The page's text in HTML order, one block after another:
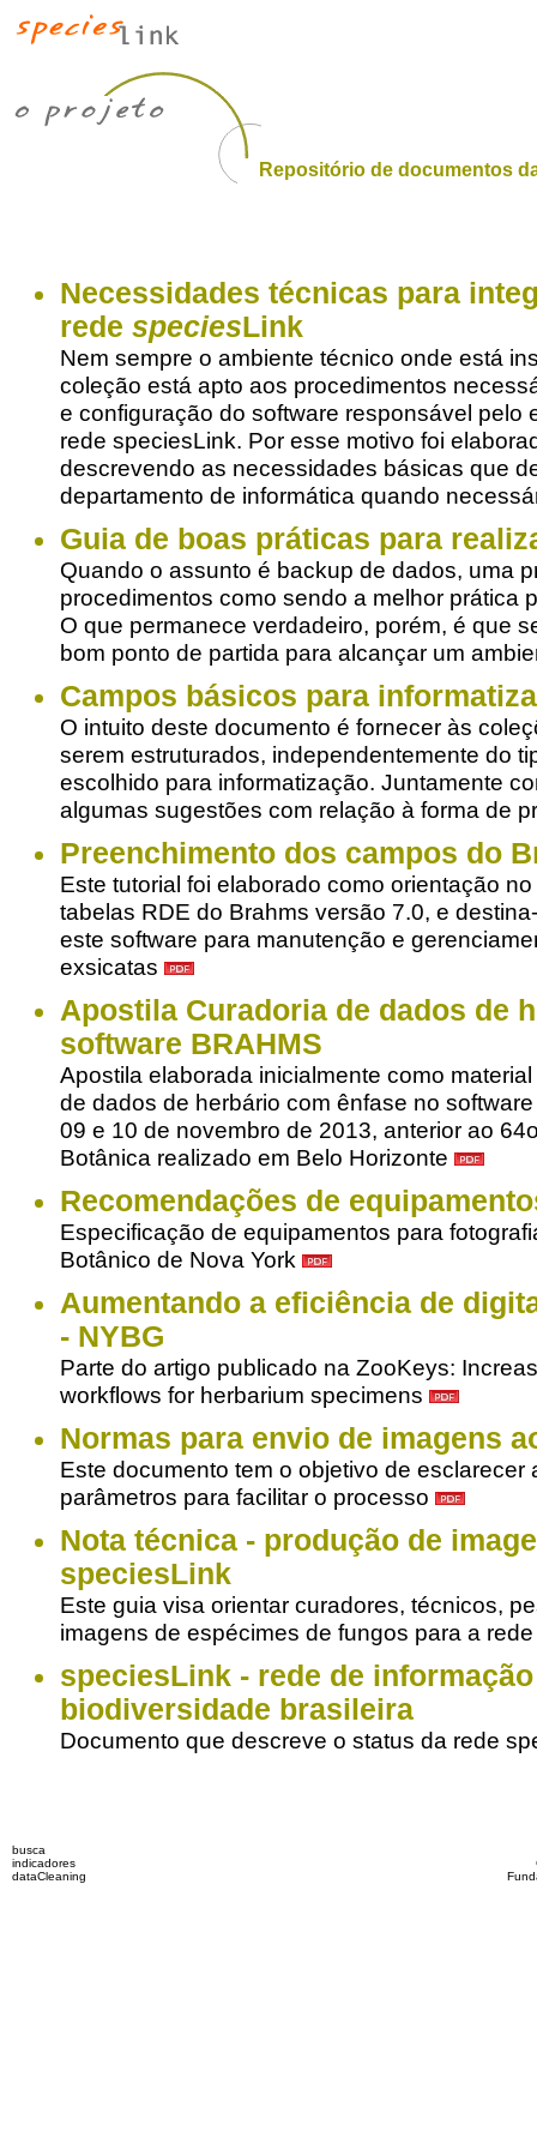
Repositório de documentos
Necessidades técnicas para
rede speciesLink
Nem sempre o ambiente técnico onde está
coleção está apto aos procedimentos
e configuração do software responsável pelo
rede speciesLink. Por esse motivo foi
descrevendo as necessidades básicas que
departamento de informática quando
Guia de boas práticas para
Quando o assunto é backup de dados, uma
procedimentos como sendo a melhor prática
O que permanece verdadeiro, porém, é que
bom ponto de partida para alcançar um
Campos básicos para
O intuito deste documento é fornecer às
serem estruturados, independentemente do
escolhido para informatização. Juntamente
algumas sugestões com relação à forma de
Preenchimento dos campos do
Este tutorial foi elaborado como orientação
tabelas RDE do Brahms versão 7.0, e
este software para manutenção e
exsicatas
Apostila Curadoria de dados de
software BRAHMS
Apostila elaborada inicialmente como
de dados de herbário com ênfase no
09 e 10 de novembro de 2013, anterior ao
Botânica realizado em Belo Horizonte
Recomendações de
Especificação de equipamentos para
Botânico de Nova York
Aumentando a eficiência de
- NYBG
Parte do artigo publicado na ZooKeys:
workflows for herbarium specimens
Normas para envio de imagens
Este documento tem o objetivo de
parâmetros para facilitar o processo
Nota técnica - produção de
speciesLink
Este guia visa orientar curadores, técnicos,
imagens de espécimes de fungos para a
speciesLink - rede de
biodiversidade brasileira
Documento que descreve o status da rede
busca
indicadores
dataCleaning